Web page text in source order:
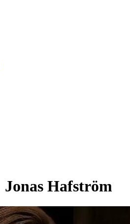
Jonas Hafström